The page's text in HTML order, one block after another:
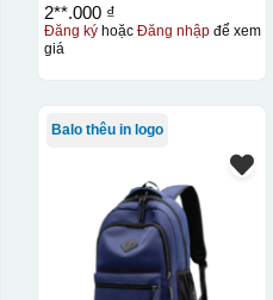
2**.000 ₫
Đăng kýhoặc Đăng nhậpđể xem
giá
Balo thêu in logo